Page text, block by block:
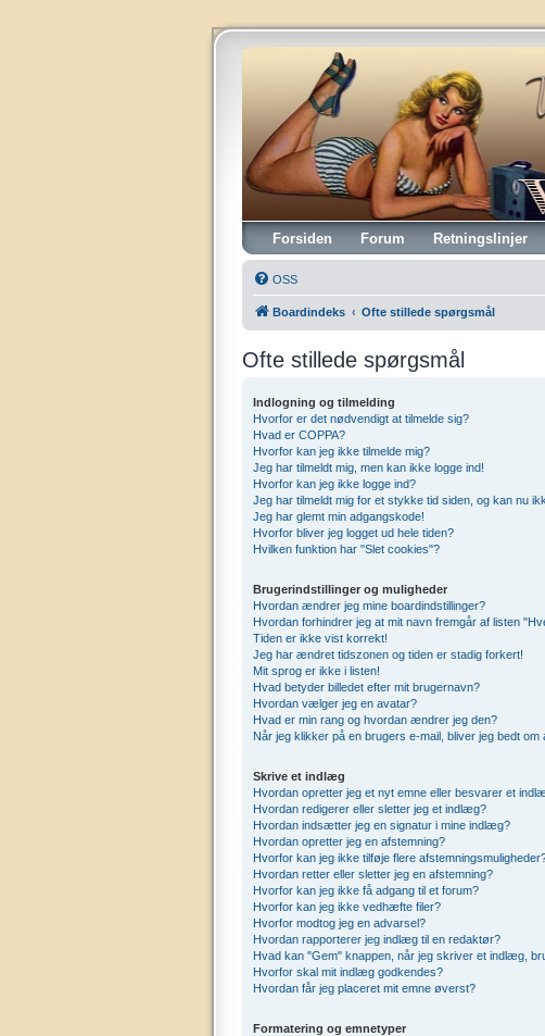
Vintagehifi.dk
Forsiden Forum Retningslinjer
OSS
Boardindeks Ofte stillede spørgsmål
Ofte stillede spørgsmål
Indlogning og tilmelding
Hvorfor er det nødvendigt at tilmelde sig?
Hvad er COPPA?
Hvorfor kan jeg ikke tilmelde mig?
Jeg har tilmeldt mig, men kan ikke logge ind!
Hvorfor kan jeg ikke logge ind?
Jeg har tilmeldt mig for et stykke tid siden, og kan nu
Jeg har glemt min adgangskode!
Hvorfor bliver jeg logget ud hele tiden?
Hvilken funktion har "Slet cookies"?
Brugerindstillinger og muligheder
Hvordan ændrer jeg mine boardindstillinger?
Hvordan forhindrer jeg at mit navn fremgår af listen
Tiden er ikke vist korrekt!
Jeg har ændret tidszonen og tiden er stadig forkert!
Mit sprog er ikke i listen!
Hvad betyder billedet efter mit brugernavn?
Hvordan vælger jeg en avatar?
Hvad er min rang og hvordan ændrer jeg den?
Når jeg klikker på en brugers e-mail, bliver jeg bedt om
Skrive et indlæg
Hvordan opretter jeg et nyt emne eller besvarer et
Hvordan redigerer eller sletter jeg et indlæg?
Hvordan indsætter jeg en signatur i mine indlæg?
Hvordan opretter jeg en afstemning?
Hvorfor kan jeg ikke tilføje flere
Hvordan retter eller sletter jeg en afstemning?
Hvorfor kan jeg ikke få adgang til et forum?
Hvorfor kan jeg ikke vedhæfte filer?
Hvorfor modtog jeg en advarsel?
Hvordan rapporterer jeg indlæg til en redaktør?
Hvad kan "Gem" knappen, når jeg skriver et indlæg,
Hvorfor skal mit indlæg godkendes?
Hvordan får jeg placeret mit emne øverst?
Formatering og emnetyper